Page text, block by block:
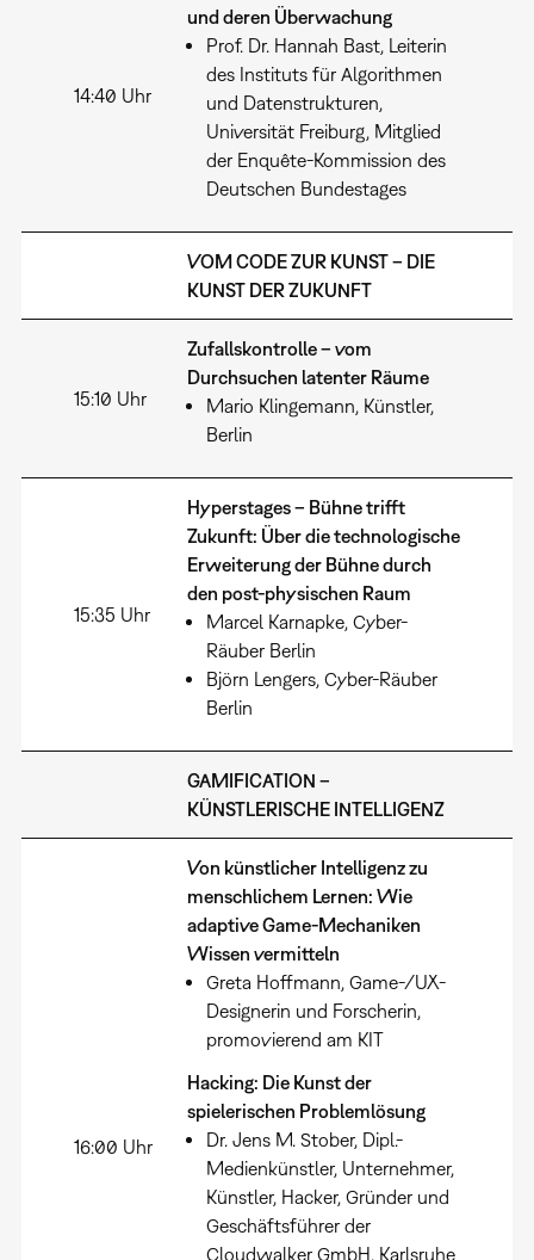
14:40 Uhr
und deren Überwachung
Prof. Dr. Hannah Bast, Leiterin
des Instituts für Algorithmen
und Datenstrukturen,
Universität Freiburg, Mitglied
der Enquête-Kommission des
Deutschen Bundestages
VOM CODE ZUR KUNST – DIE
KUNST DER ZUKUNFT
15:10 Uhr
Zufallskontrolle – vom
Durchsuchen latenter Räume
Mario Klingemann, Künstler,
Berlin
15:35 Uhr
Hyperstages – Bühne trifft
Zukunft: Über die technologische
Erweiterung der Bühne durch
den post-physischen Raum
Marcel Karnapke, Cyber-
Räuber Berlin
Björn Lengers, Cyber-Räuber
Berlin
GAMIFICATION –
KÜNSTLERISCHE INTELLIGENZ
16:00 Uhr
Von künstlicher Intelligenz zu
menschlichem Lernen: Wie
adaptive Game-Mechaniken
Wissen vermitteln
Greta Hoffmann, Game-/UX-
Designerin und Forscherin,
promovierend am KIT
Hacking: Die Kunst der
spielerischen Problemlösung
Dr. Jens M. Stober, Dipl.-
Medienkünstler, Unternehmer,
Künstler, Hacker, Gründer und
Geschäftsführer der
Cloudwalker GmbH, Karlsruhe